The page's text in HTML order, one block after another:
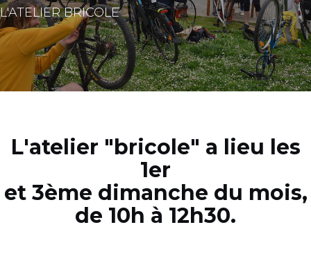
L'ATELIER BRICOLE
L'atelier "bricole" a lieu les
1er
et 3ème dimanche du mois,
de 10h à 12h30.